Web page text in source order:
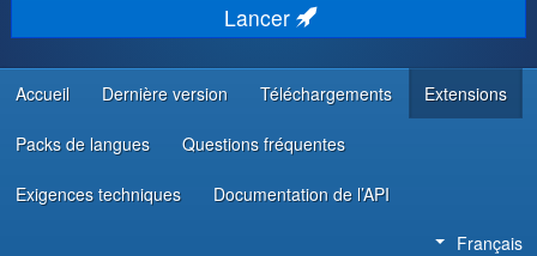
COMMUNAUTÉ & SUPPORT
RESSOURCES DÉVELOPPEURS
Lancer
Accueil Dernière version Téléchargements Extensions
Packs de langues Questions fréquentes
Exigences techniques Documentation de l’API
Français